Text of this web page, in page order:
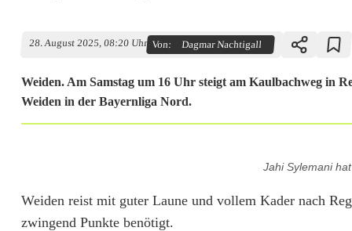
28. August 2025, 08:20 Uhr Von: Dagmar Nachtigall
Weiden. Am Samstag um 16 Uhr steigt am Kaulbachweg in
Weiden in der Bayernliga Nord.
Jahi Sylemani
Weiden reist mit guter Laune und vollem Kader nach
zwingend Punkte benötigt.